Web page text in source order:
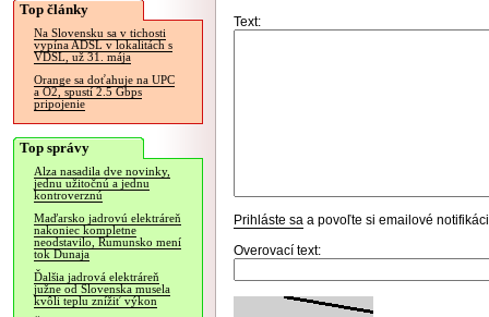
Top články
Na Slovensku sa v tichosti
vypína ADSL v lokalitách s
VDSL, už 31. mája
Orange sa doťahuje na UPC
a O2, spustí 2.5 Gbps
pripojenie
Top správy
Alza nasadila dve novinky,
jednu užitočnú a jednu
kontroverznú
Maďarsko jadrovú elektráreň
nakoniec kompletne
neodstavilo, Rumunsko mení
tok Dunaja
Ďalšia jadrová elektráreň
južne od Slovenska musela
kvôli teplu znížiť výkon
Text:
Prihláste sa a povoľte si emailové
Overovací text: